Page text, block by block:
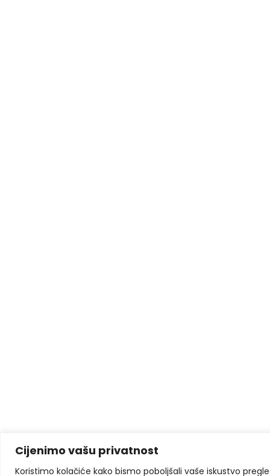
Cijenimo vašu privatnost
Koristimo kolačiće kako bismo poboljšali vaše iskustvo